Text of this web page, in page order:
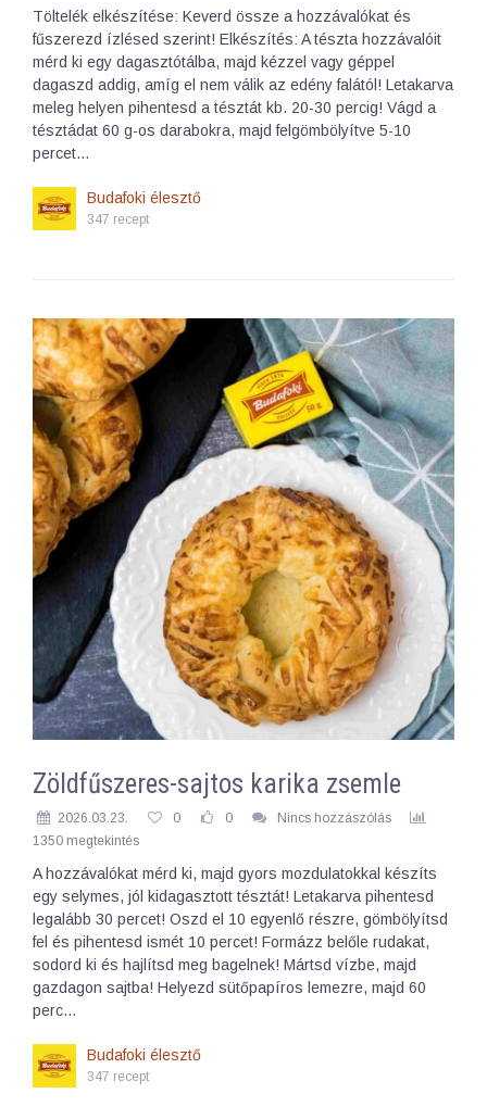
Töltelék elkészítése: Keverd össze a hozzávalókat és
fűszerezd ízlésed szerint! Elkészítés: A tészta hozzávalóit
mérd ki egy dagasztótálba, majd kézzel vagy géppel
dagaszd addig, amíg el nem válik az edény falától! Letakarva
meleg helyen pihentesd a tésztát kb. 20-30 percig! Vágd a
tésztádat 60 g-os darabokra, majd felgömbölyítve 5-10
percet…
Budafoki élesztő
347 recept
Zöldfűszeres-sajtos karika zsemle
2026.03.23. 0 0
Nincs hozzászólás
1350 megtekintés
A hozzávalókat mérd ki, majd gyors mozdulatokkal készíts
egy selymes, jól kidagasztott tésztát! Letakarva pihentesd
legalább 30 percet! Oszd el 10 egyenlő részre, gömbölyítsd
fel és pihentesd ismét 10 percet! Formázz belőle rudakat,
sodord ki és hajlítsd meg bagelnek! Mártsd vízbe, majd
gazdagon sajtba! Helyezd sütőpapíros lemezre, majd 60
perc…
Budafoki élesztő
347 recept